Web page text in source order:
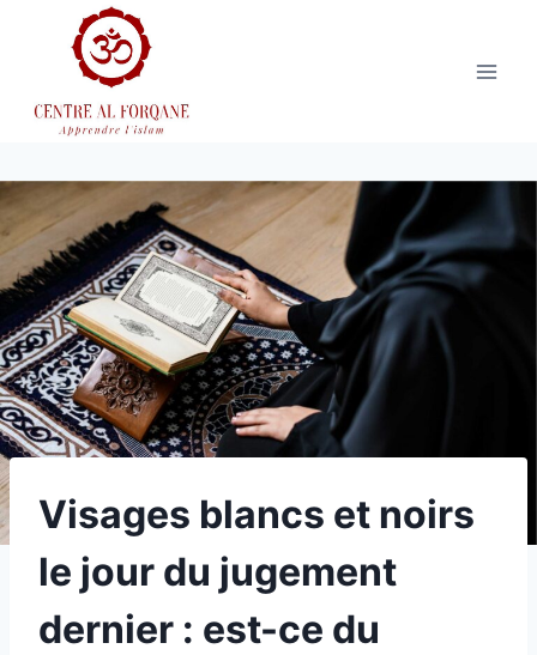
Visages blancs et noirs
le jour du jugement
dernier : est-ce du